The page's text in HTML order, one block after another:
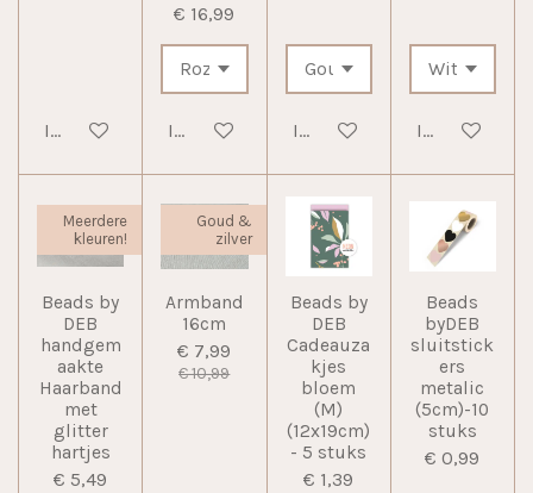
In winkelwagen
€ 16,99
In winkelwagenIn winkelwagenIn
Meerdere
kleuren!
Beads by
DEB
handgem
aakte
Haarband
met
glitter
hartjes
€ 5,49
Goud &
zilver
Armband
16cm
€ 7,99
€ 10,99
Beads by
DEB
Cadeauza
kjes
bloem
(M)
(12x19cm)
- 5 stuks
€ 1,39
Beads
byDEB
sluitstick
ers
metalic
(5cm)-10
stuks
€ 0,99